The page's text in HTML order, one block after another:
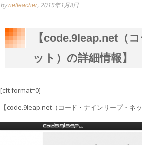
bynetteacher, 2015年1月8日
【code.9leap.net（
ット）の詳細情報】
[cft format=0]
【code.9leap.net（コード・ナインリープ・ネ